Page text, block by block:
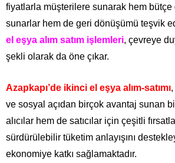
fiyatlarla müşterilere sunarak hem
sunarlar hem de geri dönüşümü teşvik
el eşya alım satım işlemleri, çevreye
şekli olarak da öne çıkar.
Azapkapı’de ikinci el eşya alım-satımı
ve sosyal açıdan birçok avantaj sunan
alıcılar hem de satıcılar için çeşitli
sürdürülebilir tüketim anlayışını
ekonomiye katkı sağlamaktadır.